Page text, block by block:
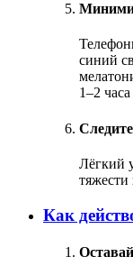
синий
1–2
Лёгкий
Как